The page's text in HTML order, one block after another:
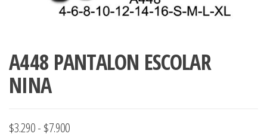
Santiago-
A448 PANTALON ESCOLAR
NINA
$3.290- $7.900Rango